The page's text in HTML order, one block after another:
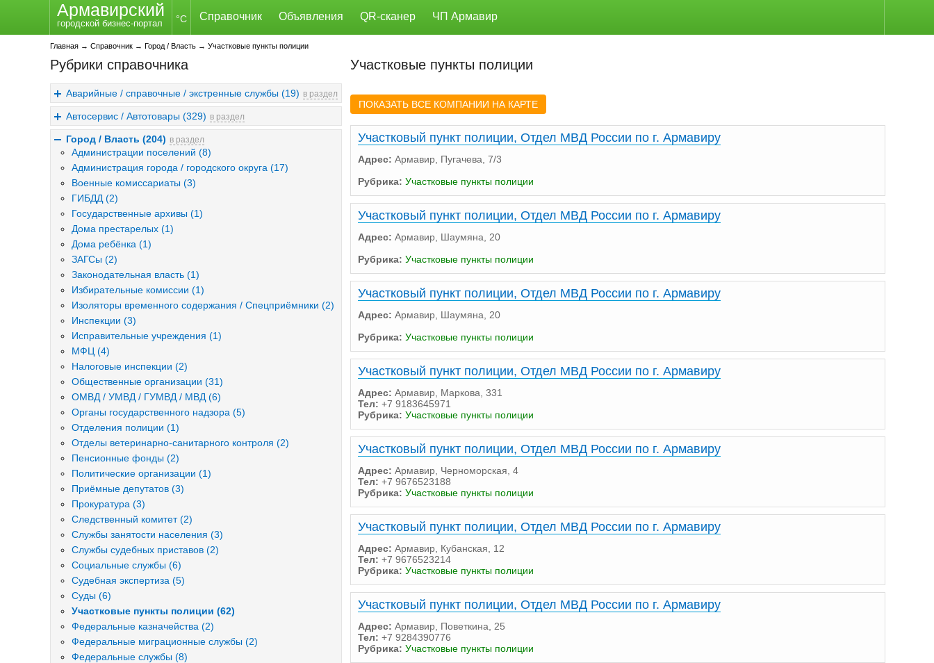
Армавирский
городской бизнес-портал °C Справочник Объявления QR-сканер ЧП Армавир
Главная → Справочник → Город / Власть → Участковые пункты полиции
Рубрики справочника
Аварийные / справочные / экстренные службы (19) в раздел
Автосервис / Автотовары (329) в раздел
Город / Власть (204) в раздел
Администрации поселений (8)
Администрация города / городского округа (17)
Военные комиссариаты (3)
ГИБДД (2)
Государственные архивы (1)
Дома престарелых (1)
Дома ребёнка (1)
ЗАГСы (2)
Законодательная власть (1)
Избирательные комиссии (1)
Изоляторы временного содержания / Спецприёмники (2)
Инспекции (3)
Исправительные учреждения (1)
МФЦ (4)
Налоговые инспекции (2)
Общественные организации (31)
ОМВД / УМВД / ГУМВД / МВД (6)
Органы государственного надзора (5)
Отделения полиции (1)
Отделы ветеринарно-санитарного контроля (2)
Пенсионные фонды (2)
Политические организации (1)
Приёмные депутатов (3)
Прокуратура (3)
Следственный комитет (2)
Службы занятости населения (3)
Службы судебных приставов (2)
Социальные службы (6)
Судебная экспертиза (5)
Суды (6)
Участковые пункты полиции (62)
Федеральные казначейства (2)
Федеральные миграционные службы (2)
Федеральные службы (8)
Участковые пункты полиции
ПОКАЗАТЬ ВСЕ КОМПАНИИ НА КАРТЕ
Участковый пункт полиции, Отдел МВД России по г. Армавиру
Адрес: Армавир, Пугачева, 7/3
Рубрика: Участковые пункты полиции
Участковый пункт полиции, Отдел МВД России по г. Армавиру
Адрес: Армавир, Шаумяна, 20
Рубрика: Участковые пункты полиции
Участковый пункт полиции, Отдел МВД России по г. Армавиру
Адрес: Армавир, Шаумяна, 20
Рубрика: Участковые пункты полиции
Участковый пункт полиции, Отдел МВД России по г. Армавиру
Адрес: Армавир, Маркова, 331
Тел: +7 9183645971
Рубрика: Участковые пункты полиции
Участковый пункт полиции, Отдел МВД России по г. Армавиру
Адрес: Армавир, Черноморская, 4
Тел: +7 9676523188
Рубрика: Участковые пункты полиции
Участковый пункт полиции, Отдел МВД России по г. Армавиру
Адрес: Армавир, Кубанская, 12
Тел: +7 9676523214
Рубрика: Участковые пункты полиции
Участковый пункт полиции, Отдел МВД России по г. Армавиру
Адрес: Армавир, Поветкина, 25
Тел: +7 9284390776
Рубрика: Участковые пункты полиции